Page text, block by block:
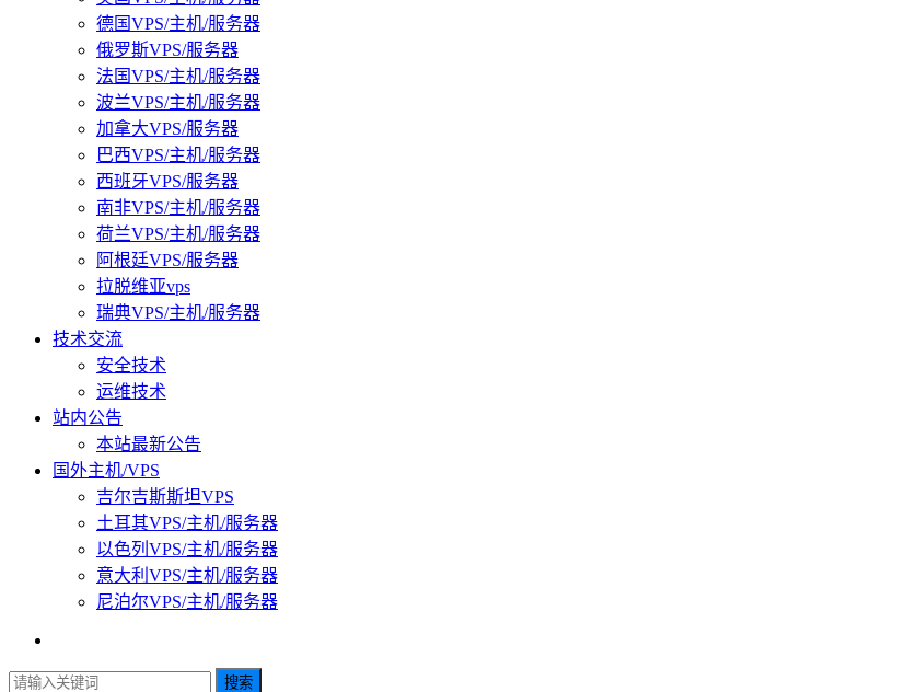
德国VPS/主机/服务器
俄罗斯VPS/服务器
法国VPS/主机/服务器
波兰VPS/主机/服务器
加拿大VPS/服务器
巴西VPS/主机/服务器
西班牙VPS/服务器
南非VPS/主机/服务器
荷兰VPS/主机/服务器
阿根廷VPS/服务器
拉脱维亚vps
瑞典VPS/主机/服务器
技术交流
安全技术
运维技术
站内公告
本站最新公告
国外主机/VPS
吉尔吉斯斯坦VPS
土耳其VPS/主机/服务器
以色列VPS/主机/服务器
意大利VPS/主机/服务器
尼泊尔VPS/主机/服务器
搜索